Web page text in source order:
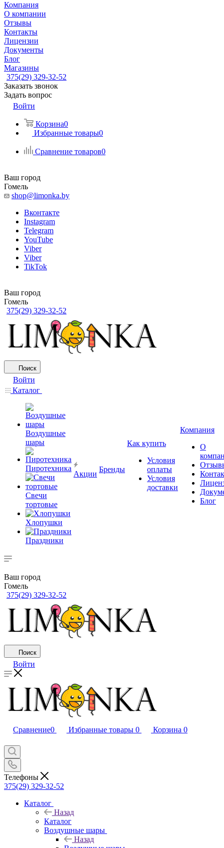
Компания
О компании
Отзывы
Контакты
Лицензии
Документы
Блог
Магазины
375(29) 329-32-52
Заказать звонок
Задать вопрос
Войти
Корзина0
Избранные товары0
Сравнение товаров0
Ваш город
Гомель
shop@limonka.by
Вконтакте
Instagram
Telegram
YouTube
Viber
Viber
TikTok
Ваш город
Гомель
375(29) 329-32-52
Поиск
Войти
Каталог
Воздушные
шары
Пиротехника
Свечи
тортовые
Хлопушки
Праздники
Акции
Бренды
Как купить
Условия
оплаты
Условия
доставки
Компания
О
Блог
Ваш город
Гомель
375(29) 329-32-52
Поиск
Войти
Сравнение0 Избранные товары 0 Корзина 0
Телефоны
375(29) 329-32-52
Каталог
Назад
Каталог
Воздушные шары
Назад